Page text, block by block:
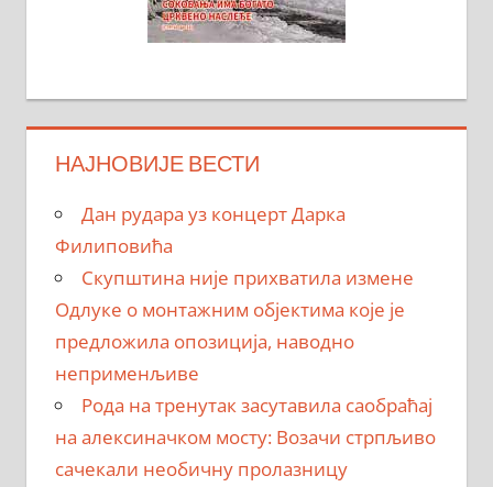
НАЈНОВИЈЕ ВЕСТИ
Дан рудара уз концерт Дарка
Филиповића
Скупштина није прихватила измене
Одлуке о монтажним објектима које је
предложила опозиција, наводно
неприменљиве
Рода на тренутак засутавила саобраћај
на алексиначком мосту: Возачи стрпљиво
сачекали необичну пролазницу